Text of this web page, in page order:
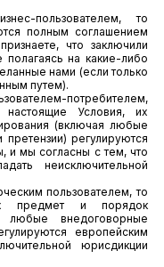
пользователем, то
полным соглашением
что заключили
на какие-либо
нами (если только
путем).
потребителем,
Условия, их
(включая любые
регулируются
и мы согласны с тем, что
неисключительной
пользователем, то
предмет и порядок
любые внедоговорные
европейским
юрисдикции